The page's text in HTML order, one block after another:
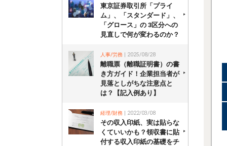
東京証券取引所「プライ
ム」、「スタンダード」、
「グロース」の 3区分への
見直しで何が変わるのか？
人事/労務 | 2025/08/28
離職票（離職証明書）の書
き方ガイド！企業担当者が
見落としがちな注意点と
は？【記入例あり】
経理/財務 | 2022/03/08
その収入印紙、実は貼らな
くていいかも？領収書に貼
付する収入印紙の基礎をチ